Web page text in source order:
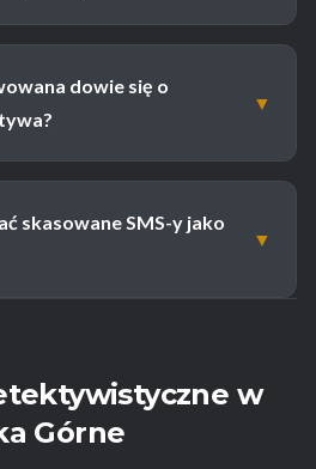
dowie się o
▼
skasowane SMS-y jako
▼
w
Górne